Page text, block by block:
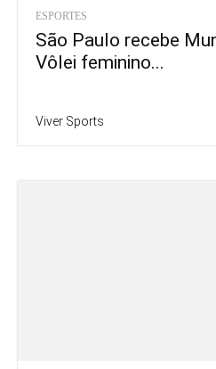
ESPORTES
São Paulo recebe
Vôlei feminino...
Viver Sports